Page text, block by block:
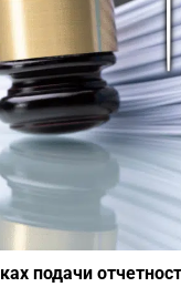
подачи